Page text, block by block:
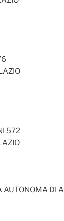
572
AUTONOMA DI